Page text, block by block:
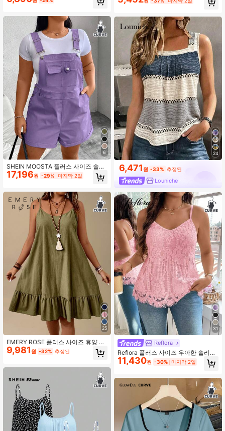
도 일상용 캐미솔 탑
6
SHEIN MOOSTA 플러스 사이즈 솔리
드 컬러 캐주얼 빕 쇼츠, 여름
17,196원 -29% 마지막 2일
25
EMERY ROSE 플러스 사이즈 휴양 캐
주얼 솔리드 컬러 러플 헴 스파게티 스
트랩 드레스
9,981 원 -32% 추정된
솔 탱크 탑 여름에 적합
24
6,471 원 -33% 추정된
Louniche
31
Reflora
Reflora 플러스 사이즈 우아한 솔리드
컬러 레이스 캐미솔
11,430원 -30% 마지막 2일